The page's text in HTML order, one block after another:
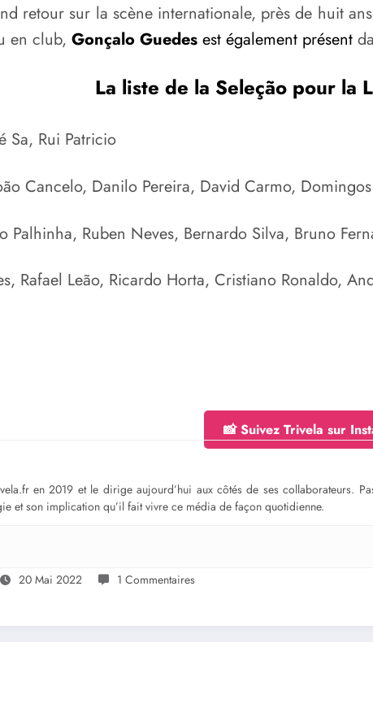
retour sur la scène internationale, près de huit
en club, Gonçalo Guedes est également présent
La liste de la Seleção pour la
Sa, Rui Patricio
Cancelo, Danilo Pereira, David Carmo,
Palhinha, Ruben Neves, Bernardo Silva, Bruno
Rafael Leão, Ricardo Horta, Cristiano Ronaldo,
📸 Suivez Trivela sur
en 2019 et le dirige aujourd’hui aux côtés de ses collaborateurs.
et son implication qu’il fait vivre ce média de façon quotidienne.
20 Mai 2022 1 Commentaires